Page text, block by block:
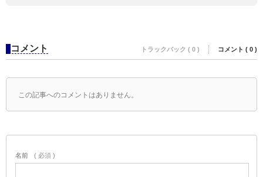
コメント トラックバック ( 0 ) コメント ( 0 )
この記事へのコメントはありません。
名前 ( 必須 )